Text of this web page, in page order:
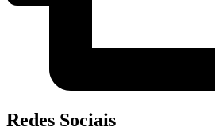
Redes Sociais